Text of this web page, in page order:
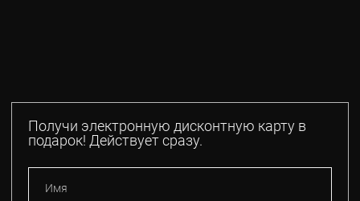
Получи электронную дисконтную карту в
подарок! Действует сразу.